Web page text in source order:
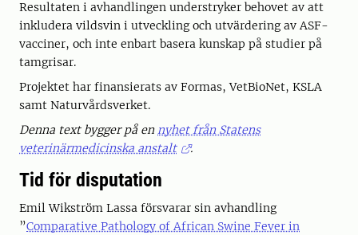
Resultaten i avhandlingen understryker behovet av att
inkludera vildsvin i utveckling och utvärdering av ASF-
vacciner, och inte enbart basera kunskap på studier på
tamgrisar.
Projektet har finansierats av Formas, VetBioNet, KSLA
samt Naturvårdsverket.
Denna text bygger på ennyhet från Statens
veterinärmedicinska anstalt
.
Tid för disputation
Emil Wikström Lassa försvarar sin avhandling
”Comparative Pathology of African Swine Fever in